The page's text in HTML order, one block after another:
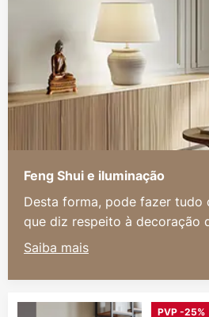
Feng Shui e iluminação
Desta forma, pode fazer tudo
que diz respeito à decoração
Saiba mais
PVP -25%